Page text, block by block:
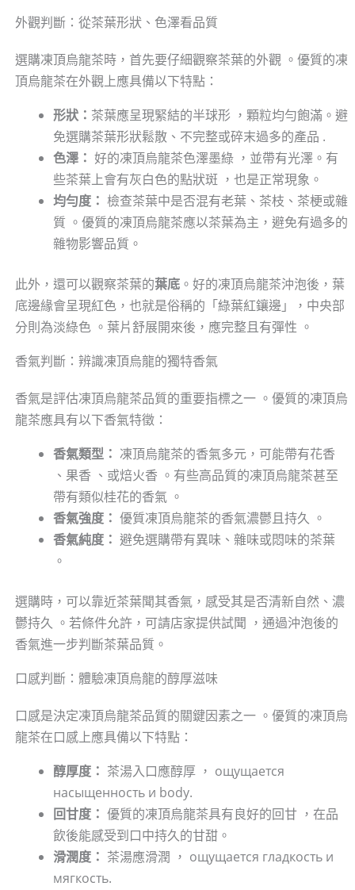
外觀判斷：從茶葉形狀、色澤看品質
選購凍頂烏龍茶時，首先要仔細觀察茶葉的外觀 。優質的凍
頂烏龍茶在外觀上應具備以下特點：
形狀： 茶葉應呈現緊結的半球形 ，顆粒均勻飽滿。避
免選購茶葉形狀鬆散、不完整或碎末過多的產品 .
色澤： 好的凍頂烏龍茶色澤墨綠 ，並帶有光澤。有
些茶葉上會有灰白色的點狀斑 ，也是正常現象。
均勻度： 檢查茶葉中是否混有老葉、茶枝、茶梗或雜
質 。優質的凍頂烏龍茶應以茶葉為主，避免有過多的
雜物影響品質。
此外，還可以觀察茶葉的葉底。好的凍頂烏龍茶沖泡後，葉
底邊緣會呈現紅色，也就是俗稱的「綠葉紅鑲邊」，中央部
分則為淡綠色 。葉片舒展開來後，應完整且有彈性 。
香氣判斷：辨識凍頂烏龍的獨特香氣
香氣是評估凍頂烏龍茶品質的重要指標之一 。優質的凍頂烏
龍茶應具有以下香氣特徵：
香氣類型： 凍頂烏龍茶的香氣多元，可能帶有花香
、果香 、或焙火香 。有些高品質的凍頂烏龍茶甚至
帶有類似桂花的香氣 。
香氣強度： 優質凍頂烏龍茶的香氣濃鬱且持久 。
香氣純度： 避免選購帶有異味、雜味或悶味的茶葉
。
選購時，可以靠近茶葉聞其香氣，感受其是否清新自然、濃
鬱持久 。若條件允許，可請店家提供試聞 ，通過沖泡後的
香氣進一步判斷茶葉品質。
口感判斷：體驗凍頂烏龍的醇厚滋味
口感是決定凍頂烏龍茶品質的關鍵因素之一 。優質的凍頂烏
龍茶在口感上應具備以下特點：
醇厚度： 茶湯入口應醇厚 ， ощущается
насыщенность и body.
回甘度： 優質的凍頂烏龍茶具有良好的回甘 ，在品
飲後能感受到口中持久的甘甜。
滑潤度： 茶湯應滑潤 ， ощущается гладкость и
мягкость.